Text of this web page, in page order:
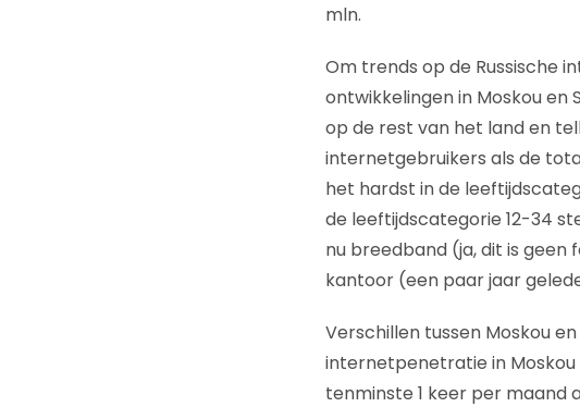
mln.
Om trends op de Russische
ontwikkelingen in Moskou
op de rest van het land en
internetgebruikers als de
het hardst in de
de leeftijdscategorie 12-34
nu breedband (ja, dit is
kantoor (een paar jaar
Verschillen tussen Moskou
internetpenetratie in Moskou
tenminste 1 keer per maand